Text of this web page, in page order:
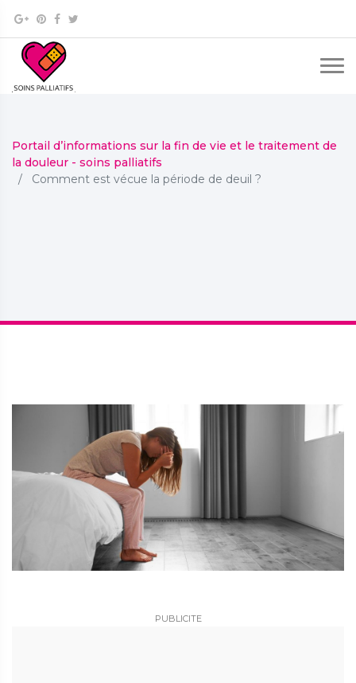
Portail d’informations sur la fin de vie et le traitement de
la douleur - soins palliatifs
Comment est vécue la période de deuil ?